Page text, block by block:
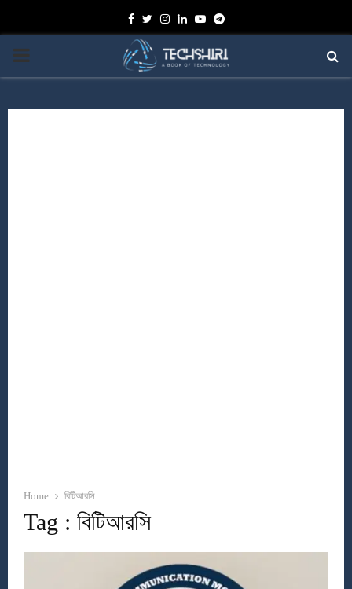
Facebook
TwitterInstagram
Linkedin
YoutubeTelegram
PRIMARY
Home বিটিআরসি
Tag : বিটিআরসি